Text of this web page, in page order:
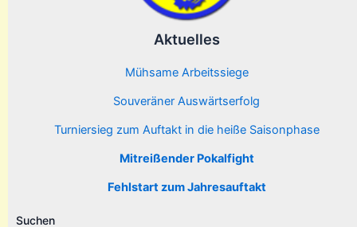
Aktuelles
Mühsame Arbeitssiege
Souveräner Auswärtserfolg
Turniersieg zum Auftakt in die heiße Saisonphase
Mitreißender Pokalfight
Fehlstart zum Jahresauftakt
Suchen